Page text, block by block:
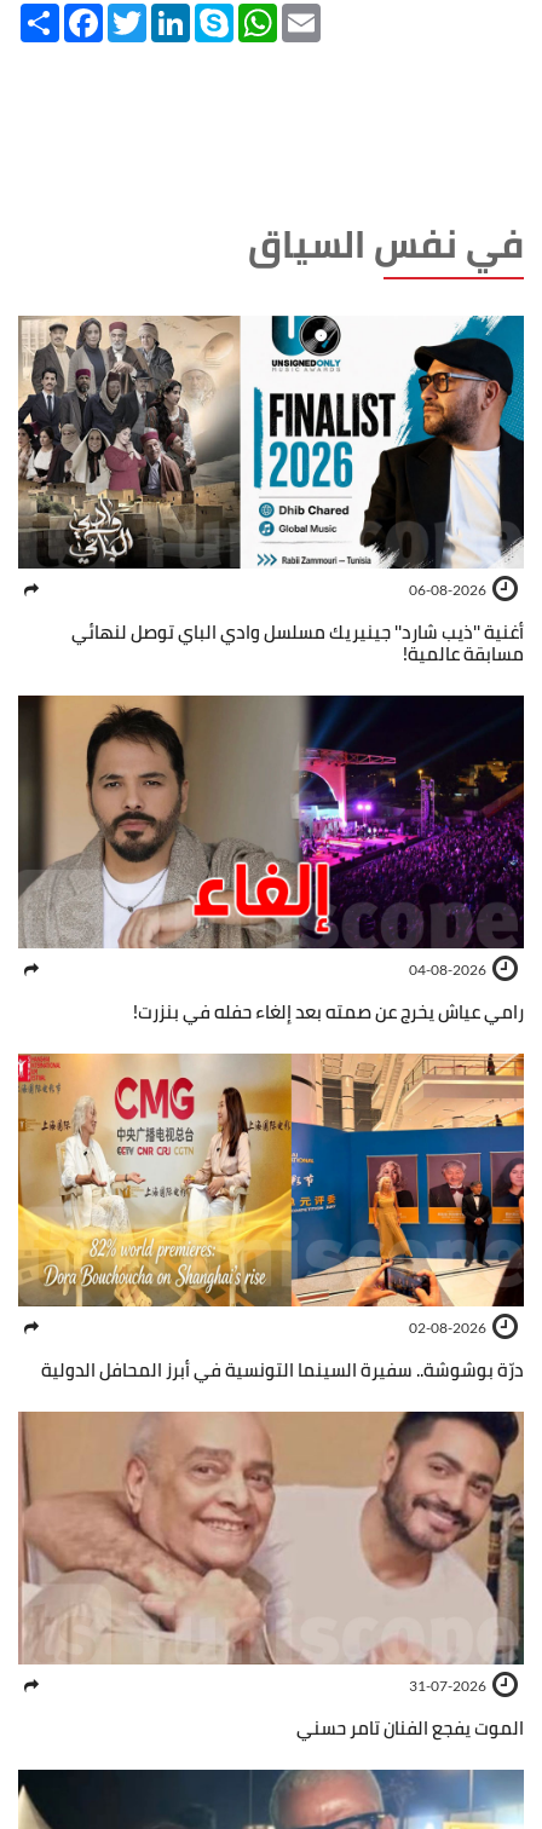
Share FacebookTwitterLinkedInSkype WhatsApp
في نفس السياق
06-08-2026
أغنية ''ذيب شارد'' جينيريك مسلسل وادي الباي توصل لنهائي
مسابقة عالمية!
04-08-2026
رامي عياش يخرج عن صمته بعد إلغاء حفله في بنزرت!
02-08-2026
درّة بوشوشة.. سفيرة السينما التونسية في أبرز المحافل الدولية
31-07-2026
الموت يفجع الفنان تامر حسني